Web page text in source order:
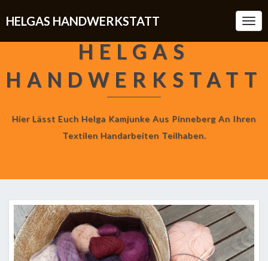
HELGAS HANDWERKSTATT
HELGAS
HANDWERKSTATT
Hier Lässt Euch Helga Kamjunke Aus Pinneberg An Ihren
Textilen Handarbeiten Teilhaben.